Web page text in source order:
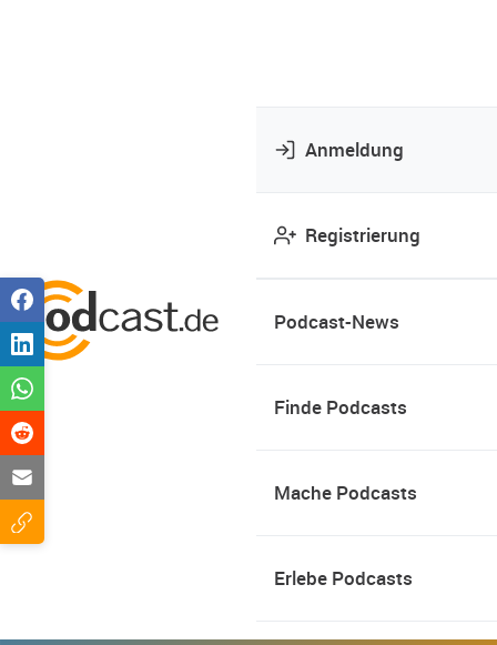
Anmeldung
Registrierung
Podcast-News
Finde Podcasts
Mache Podcasts
Erlebe Podcasts